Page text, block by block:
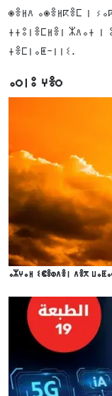
ⵙⴻⵍⴷ ⴰⵙⴻⵍⴽⴻⵎ ⵏ
ⵜⵜⵓⵏⴻⵎⵍⴻⵏ ⵣⴷⴰⵜ ⵏ
ⵜⴻⵎⵏⴰⵟ-ⵏⵏⵉ.
ⴰⵔⵏⵓ ⵖⴻⵔ
ⴰⵣⵖⴰⵍ ⵉⵞⴻⵀⴷⴻⵏ ⴷⴻⴳ